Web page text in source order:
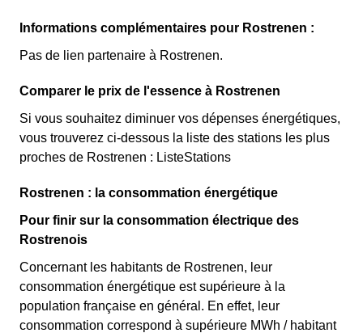
Informations complémentaires pour Rostrenen :
Pas de lien partenaire à Rostrenen.
Comparer le prix de l'essence à Rostrenen
Si vous souhaitez diminuer vos dépenses énergétiques,
vous trouverez ci-dessous la liste des stations les plus
proches de Rostrenen : ListeStations
Rostrenen : la consommation énergétique
Pour finir sur la consommation électrique des
Rostrenois
Concernant les habitants de Rostrenen, leur
consommation énergétique est supérieure à la
population française en général. En effet, leur
consommation correspond à supérieure MWh / habitant